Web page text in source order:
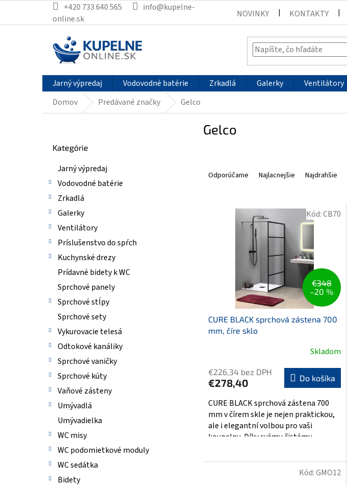
obsah
+420 733 640 565
info@kupelne-
online.sk
NOVINKY KONTAKTY
Jarný výpredaj Vodovodné batérie Zrkadlá Galerky Ventilátory
Domov
Predávané značky Gelco
kategórie
Kategórie
Jarný výpredaj
Vodovodné batérie
Zrkadlá
Galerky
Ventilátory
Príslušenstvo do spŕch
Kuchynské drezy
Prídavné bidety k WC
Sprchové panely
Sprchové stĺpy
Sprchové sety
Vykurovacie telesá
Odtokové kanáliky
Sprchové vaničky
Sprchové kúty
Vaňové zásteny
Umývadlá
Umývadielka
WC misy
WC podomietkové moduly
WC sedátka
Bidety
Gelco
Odporúčame Najlacnejšie Najdrahšie
€348
–20 %
CURE BLACK sprchová zástena 700
mm, číre sklo
Skladom
€226,34 bez DPH
€278,40 Do košíka
CURE BLACK sprchová zástena 700
mm v čírem skle je nejen praktickou,
ale i elegantní volbou pro vaši
koupelnu. Díky svému čistému
Kód:CB70
Kód:GMO12